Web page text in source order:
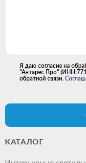
Я даю согласие на
"Антарес Про"
обратной связи.
КАТАЛОГ